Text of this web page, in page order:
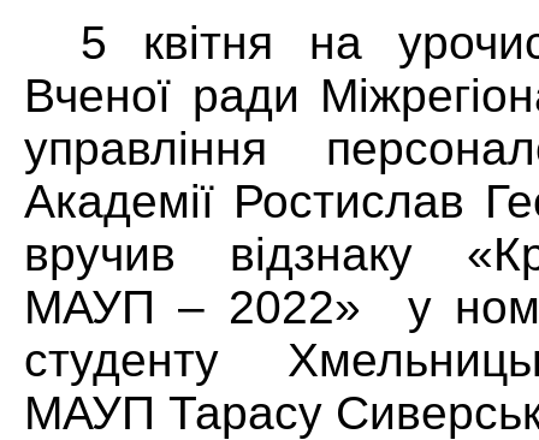
5 квітня на
Вченої ради
управління
Академії Ростислав
вручив відзнаку
МАУП – 2022» у
студенту
МАУП Тарасу